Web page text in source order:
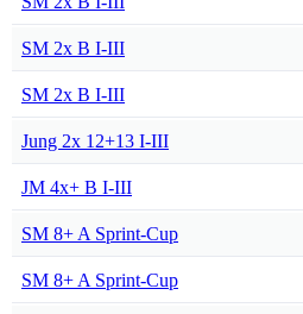
SM 2x B I-III
SM 2x B I-III
Jung 2x 12+13 I-III
JM 4x+ B I-III
SM 8+ A Sprint-Cup
SM 8+ A Sprint-Cup